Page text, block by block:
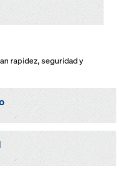
rapidez, seguridad y